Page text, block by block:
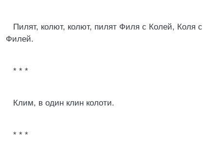
Пилят, колют, колют, пилят Филя с Колей, Коля с
Филей.
* * *
Клим, в один клин колоти.
* * *